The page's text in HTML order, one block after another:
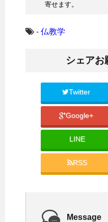
寄せます。
- 仏教学
シェアお
Twitter
Google+
LINE
RSS
Message